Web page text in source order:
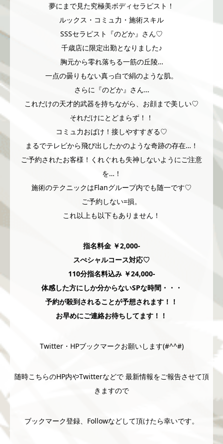
夢にまで見た究極美ボディセラピスト！
ルックス・コミュ力・施術スキル
SSSセラピスト『のどか』さん♡
千歳店に限定出勤となりました♪
胸元から零れ落ちる一筋の丘陵…
一点の曇りもない真っ白で絹のような肌。
さらに『のどか』さん…
これだけの天才的武器を持ちながら、お顔まで美しい♡
それだけにとどまらず！！
コミュ力おばけ！接しやすすぎる♡
まるでテレビから飛び出したかのような奇跡の存在…！
ご予約されたお客様！くれぐれも失神しないようにご注意
を…！
施術のテクニックはFlanグループ内でも随一です♡
ご予約しない=損。
これ以上も以下もありません！
指名料金 ￥2,000-
スぺシャルコース対応♡
110分指名料込み ￥24,000-
体感した方にしか分からないSPな時間・・・
予約が殺到されることが予想されます！！
お早めにご連絡お待ちしてます！！
Twitter・HPブックマークお願いします(#^^#)
随時こちらのHP内やTwitterなどで 最新情報をご報告させて頂
きますので
ブックマーク登録、Followなどして頂けたら幸いです。